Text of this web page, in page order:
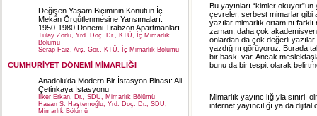
Değişen Yaşam Biçiminin Konutun İç
Mekân Örgütlenmesine Yansımaları:
1950-1980 Dönemi Trabzon Apartmanları
Tülay Zorlu, Yrd. Doç. Dr., KTÜ, İç Mimarlık
Bölümü
Serap Faiz, Arş. Gör., KTÜ, İç Mimarlık Bölümü
CUMHURİYET DÖNEMİ MİMARLIĞI
Anadolu’da Modern Bir İstasyon Binası: Ali
Çetinkaya İstasyonu
İlker Erkan, Dr., SDÜ, Mimarlık Bölümü
Hasan Ş. Haştemoğlu, Yrd. Doç. Dr., SDÜ,
Mimarlık Bölümü
Bu yayınları “kimler
çevreler, serbest mimarlar gibi
yazılar mimarlık ortamını
zaman, daha çok
onlardan da çok değerli
yazdığını görüyoruz. Burada
bir baskı var. Ancak
bunu da bir tespit olarak
Mimarlık yayıncılığıyla
internet yayıncılığı ya da